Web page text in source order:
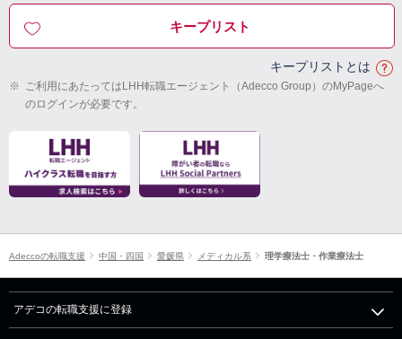
キープリスト
キープリストとは
※ ご利用にあたってはLHH転職エージェント（Adecco Group）のMyPageへ
のログインが必要です。
Adeccoの転職支援 中国・四国 愛媛県 メディカル系 理学療法士・作業療法士
アデコの転職支援に登録